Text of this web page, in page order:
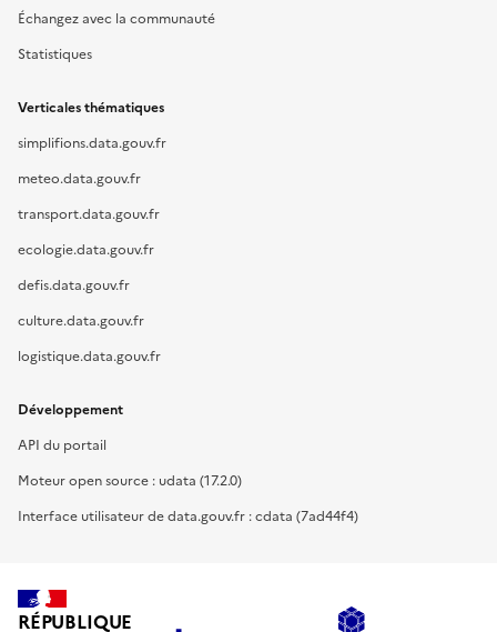
Échangez avec la communauté
Statistiques
Verticales thématiques
simplifions.data.gouv.fr
meteo.data.gouv.fr
transport.data.gouv.fr
ecologie.data.gouv.fr
defis.data.gouv.fr
culture.data.gouv.fr
logistique.data.gouv.fr
Développement
API du portail
Moteur open source : udata (17.2.0)
Interface utilisateur de data.gouv.fr : cdata (7ad44f4)
RÉPUBLIQUE